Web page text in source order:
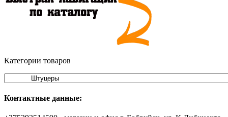
Категории товаров
Контактные данные: